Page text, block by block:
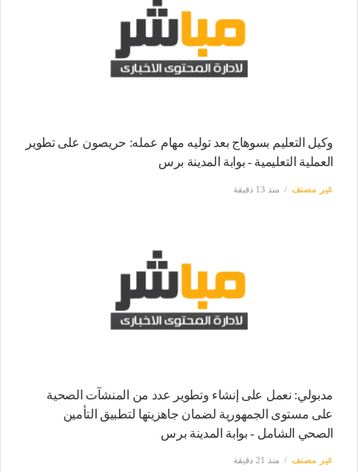
وكيل التعليم بسوهاج بعد توليه مهام عمله: حريصون على تطوير
العملية التعليمية - بوابة المدينة برس
غير مصنف منذ 13 دقيقة
مدبولي: نعمل على إنشاء وتطوير عدد من المنشآت الصحية
على مستوى الجمهورية لضمان جاهزيتها لتطبيق التأمين
الصحي الشامل - بوابة المدينة برس
غير مصنف منذ 21 دقيقة